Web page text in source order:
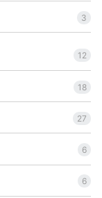
3
12
18
27
6
6